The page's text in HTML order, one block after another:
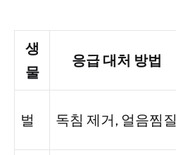
생
물
응급 대처 방법
벌 독침 제거, 얼음찜질